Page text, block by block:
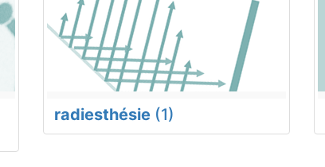
radiesthésie (1)